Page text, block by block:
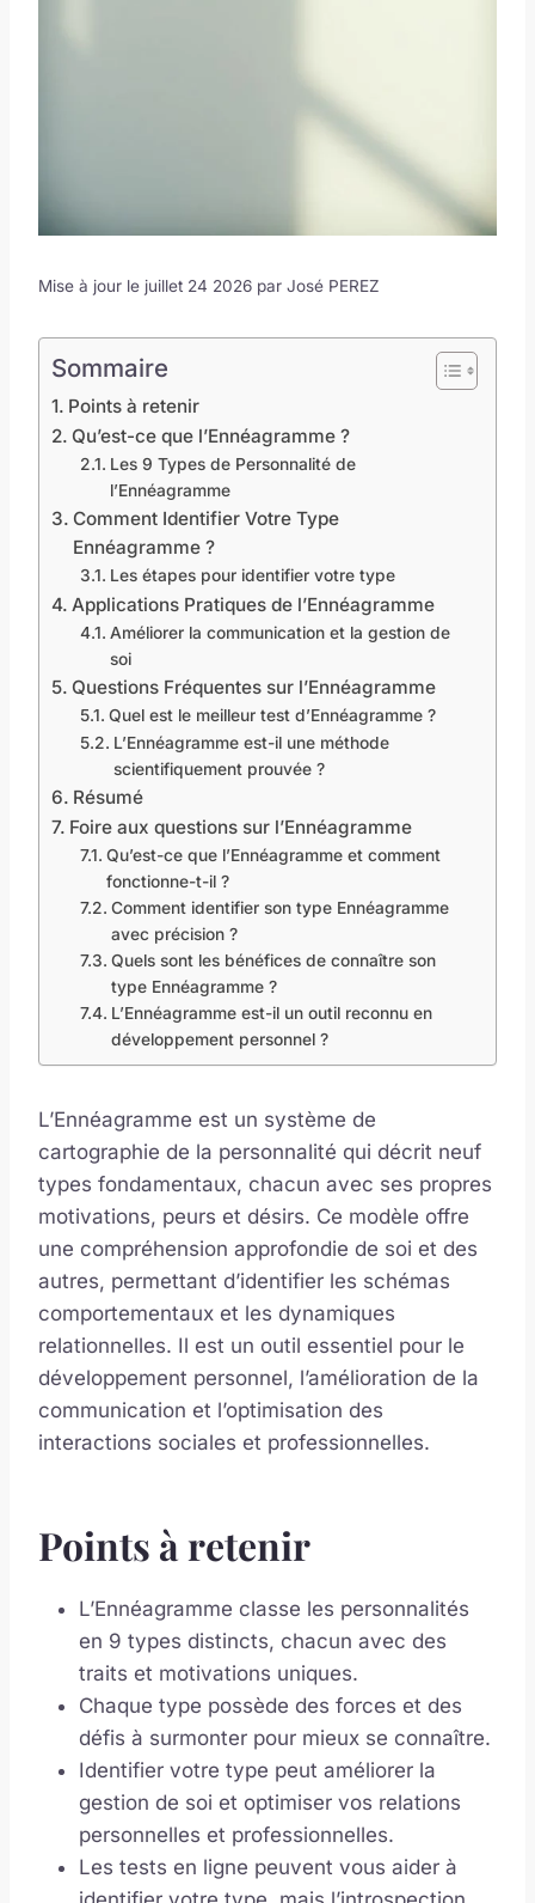
Mise à jour le juillet 24 2026 par José PEREZ
Sommaire
Points à retenir
Qu’est-ce que l’Ennéagramme ?
Les 9 Types de Personnalité de
l’Ennéagramme
Comment Identifier Votre Type
Ennéagramme ?
Les étapes pour identifier votre type
Applications Pratiques de l’Ennéagramme
Améliorer la communication et la gestion de
soi
Questions Fréquentes sur l’Ennéagramme
Quel est le meilleur test d’Ennéagramme ?
L’Ennéagramme est-il une méthode
scientifiquement prouvée ?
Résumé
Foire aux questions sur l’Ennéagramme
Qu’est-ce que l’Ennéagramme et comment
fonctionne-t-il ?
Comment identifier son type Ennéagramme
avec précision ?
Quels sont les bénéfices de connaître son
type Ennéagramme ?
L’Ennéagramme est-il un outil reconnu en
développement personnel ?
L’Ennéagramme est un système de
cartographie de la personnalité qui décrit neuf
types fondamentaux, chacun avec ses propres
motivations, peurs et désirs. Ce modèle offre
une compréhension approfondie de soi et des
autres, permettant d’identifier les schémas
comportementaux et les dynamiques
relationnelles. Il est un outil essentiel pour le
développement personnel, l’amélioration de la
communication et l’optimisation des
interactions sociales et professionnelles.
Points à retenir
L’Ennéagramme classe les personnalités
en 9 types distincts, chacun avec des
traits et motivations uniques.
Chaque type possède des forces et des
défis à surmonter pour mieux se connaître.
Identifier votre type peut améliorer la
gestion de soi et optimiser vos relations
personnelles et professionnelles.
Les tests en ligne peuvent vous aider à